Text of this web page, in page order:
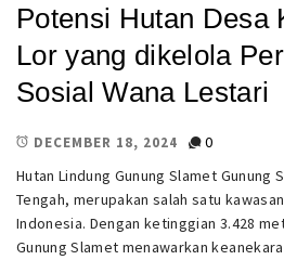
Potensi Hutan Desa
Lor yang dikelola
Sosial Wana Lestari
DECEMBER 18, 2024
0
Hutan Lindung Gunung Slamet
Tengah, merupakan salah satu
Indonesia. Dengan ketinggian 3.428
Gunung Slamet menawarkan